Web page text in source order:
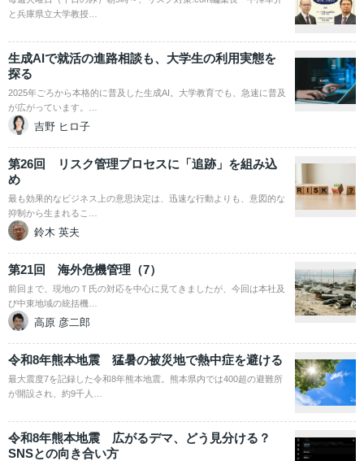
と兵庫県立大学教授…
生成AIで就活の進路相談も、大学生の利用実態を
探る
2025年ごろから本格的に普及した生成AI。大学教育でも、急速に普及
が広がっています。…
吉野 ヒロ子
第26回 リスク管理プロセスに「追跡」を組み込
め
最も効果的なビジネス上の意思決定は、迅速な行動よりも、意図的な
抑制から生まれるこ…
鈴木 英夫
第21回 海外危機管理（7）
前回まで、現地のＴ氏の対応を中心に見てきましたが、今回は本社及
び中東地域の統括機…
高原 彦二郎
令和8年熊本地震 猛暑の被災地で熱中症を避ける
最大震度7を記録した令和8年熊本地震。熊本県内では400超の避難所
が開設され、約9千人…
令和8年熊本地震 広がるデマ、どう見分ける？
SNSとの向き合い方